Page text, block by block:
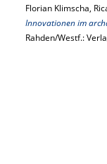
Florian Klimscha,
Innovationen im
Rahden/Westf.: